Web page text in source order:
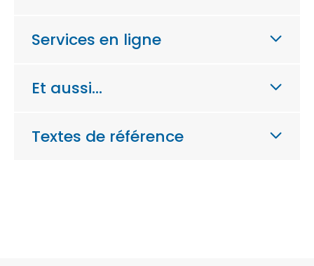
Services en ligne
Et aussi…
Textes de référence